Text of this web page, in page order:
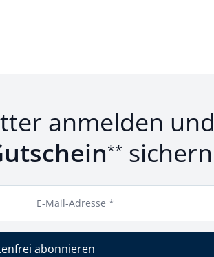
anmelden und
** sichern
E-Mail-Adresse *
abonnieren